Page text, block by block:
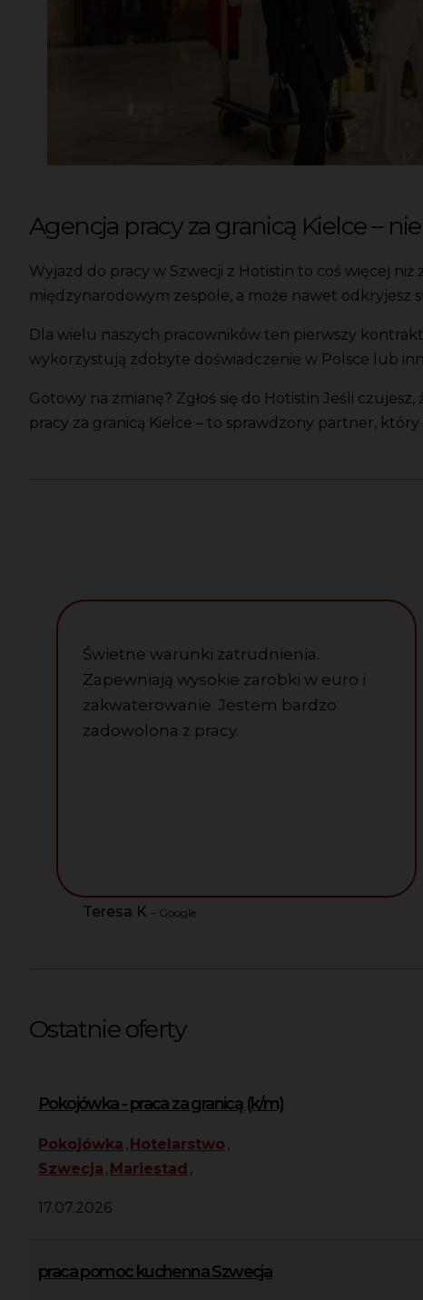
Agencja pracy za granicą Kielce –
Wyjazd do pracy w Szwecji z Hotistin to coś więcej
międzynarodowym zespole, a może nawet odkryjesz
Dla wielu naszych pracowników ten pierwszy
wykorzystują zdobyte doświadczenie w Polsce lub
Gotowy na zmianę? Zgłoś się do Hotistin Jeśli
pracy za granicą Kielce – to sprawdzony partner,
Świetne warunki zatrudnienia.
Zapewniają wysokie zarobki w euro i
zakwaterowanie. Jestem bardzo
zadowolona z pracy.
Teresa K – Google
Ostatnie oferty
Pokojówka - praca za granicą (k/m)
Pokojówka , Hotelarstwo ,
Szwecja , Mariestad ,
17.07.2026
praca pomoc kuchenna Szwecja